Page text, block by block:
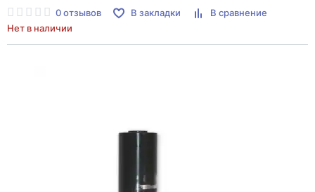
0 отзывов В закладки
В сравнение
Нет в наличии